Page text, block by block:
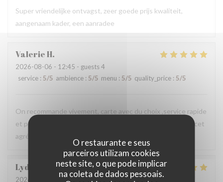
O restaurante e seus
parceiros utilizam cookies
neste site, o que pode implicar
na coleta de dados pessoais.
Super vriendelijke ontvagst, zeer goede prijs kwaliteit,
aangenaam kader, een aanradee
ValerieH
2026-08-06 - 12:45 - guests 4
service : 5/5 ambience : 5/5 menu : 5/5 quality_price : 5/5
On recommande vivement, carte avec du choix ,service rapide
et personnels très agréable, prix raisonnables..merci pour cet
agréable moment en terrasse.
Lydia
2026-08-06
- 12:15 - guests 3